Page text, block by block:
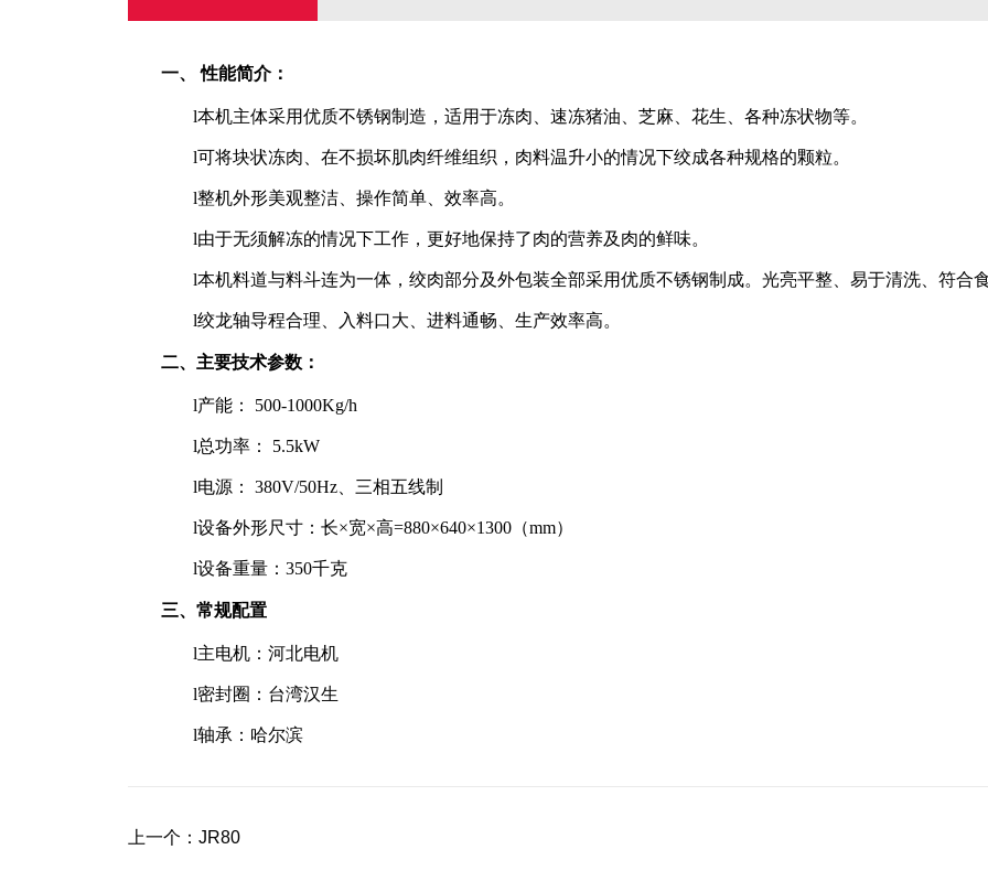
一、 性能简介：
l本机主体采用优质不锈钢制造，适用于冻肉、速冻猪油、芝麻、花生、各种冻状物等。
l可将块状冻肉、在不损坏肌肉纤维组织，肉料温升小的情况下绞成各种规格的颗粒。
l整机外形美观整洁、操作简单、效率高。
l由于无须解冻的情况下工作，更好地保持了肉的营养及肉的鲜味。
l本机料道与料斗连为一体，绞肉部分及外包装全部采用优质不锈钢制成。光亮平整、易于清洗、符合食
l绞龙轴导程合理、入料口大、进料通畅、生产效率高。
二、 主要技术参数：
l产能： 500-1000Kg/h
l总功率： 5.5kW
l电源： 380V/50Hz、三相五线制
l设备外形尺寸：长×宽×高=880×640×1300（mm）
l设备重量：350千克
三、常规配置
l主电机：河北电机
l密封圈：台湾汉生
l轴承：哈尔滨
上一个： JR80